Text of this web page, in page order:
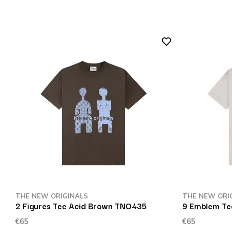
THE NEW ORIGINALS
2 Figures Tee Acid Brown TNO435
€65
THE NEW
9 Emblem
€65